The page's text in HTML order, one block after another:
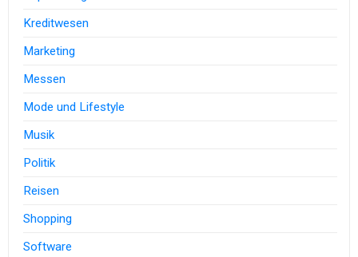
Kreditwesen
Marketing
Messen
Mode und Lifestyle
Musik
Politik
Reisen
Shopping
Software